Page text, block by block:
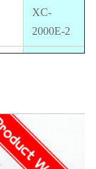
XC-
2000E-2
Persetujuan
CE tersedia